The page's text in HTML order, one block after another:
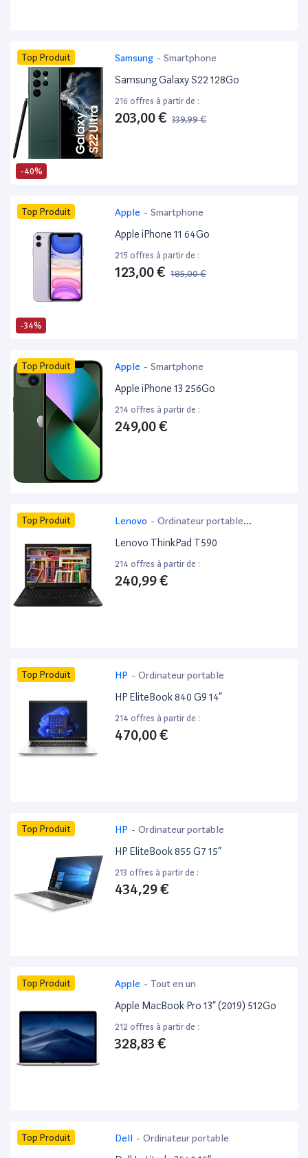
-40%
Top Produit Samsung - Smartphone
Samsung Galaxy S22 128Go
216 offres à partir de :
203,00 € 339,99 €
-34%
Top Produit Apple - Smartphone
Apple iPhone 11 64Go
215 offres à partir de :
123,00 € 185,00 €
Top Produit Apple - Smartphone
Apple iPhone 13 256Go
214 offres à partir de :
249,00 €
Top Produit Lenovo - Ordinateur portable
bureautique
Lenovo ThinkPad T590
214 offres à partir de :
240,99 €
Top Produit HP - Ordinateur portable
HP EliteBook 840 G9 14”
214 offres à partir de :
470,00 €
Top Produit HP - Ordinateur portable
HP EliteBook 855 G7 15”
213 offres à partir de :
434,29 €
Top Produit Apple - Tout en un
Apple MacBook Pro 13” (2019) 512Go
212 offres à partir de :
328,83 €
Top Produit Dell - Ordinateur portable